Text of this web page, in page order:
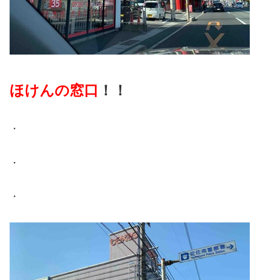
ほけんの窓口 ！！
・
・
・